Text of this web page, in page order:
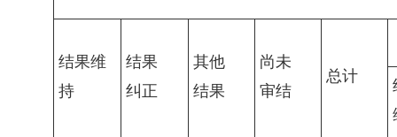
结果维
持
结果
纠正
其他
结果
尚未
审结
总计